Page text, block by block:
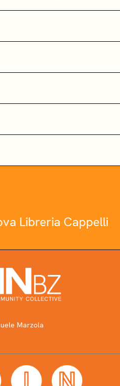
Libreria Cappelli
Marzola